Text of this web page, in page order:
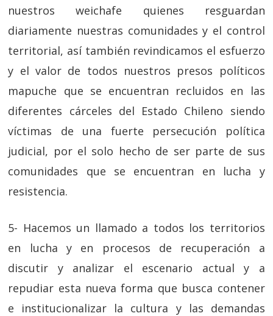
nuestros weichafe quienes resguardan
diariamente nuestras comunidades y el control
territorial, así también revindicamos el esfuerzo
y el valor de todos nuestros presos políticos
mapuche que se encuentran recluidos en las
diferentes cárceles del Estado Chileno siendo
víctimas de una fuerte persecución política
judicial, por el solo hecho de ser parte de sus
comunidades que se encuentran en lucha y
resistencia.
5- Hacemos un llamado a todos los territorios
en lucha y en procesos de recuperación a
discutir y analizar el escenario actual y a
repudiar esta nueva forma que busca contener
e institucionalizar la cultura y las demandas